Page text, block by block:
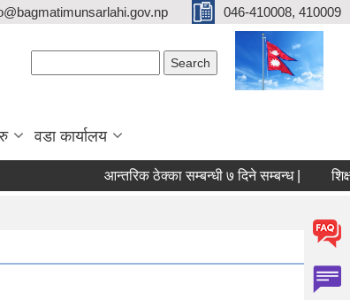
046-410008, 410009
वडा कार्यालय
आन्तरिक ठेक्का सम्बन्धी ७ दिने सम्बन्ध |